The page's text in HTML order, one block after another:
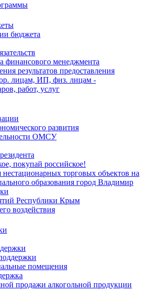
бюджета
финансового менеджмента
результатов предоставления
лицам, ИП, физ. лицам -
работ, услуг
развития
ОМСУ
покупай российское!
торговых объектов на
образования город Владимир
Республики Крым
воздействия
помещения
продажи алкогольной продукции